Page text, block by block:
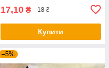
17,10 ₴ 18 ₴
Купити
–5%